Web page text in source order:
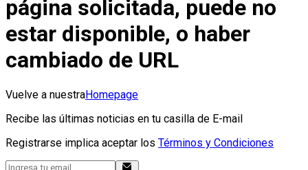
página solicitada, puede no
estar disponible, o haber
cambiado de URL
Vuelve a nuestraHomepage
Recibe las últimas noticias en tu casilla de E-mail
Registrarse implica aceptar los Términos y Condiciones